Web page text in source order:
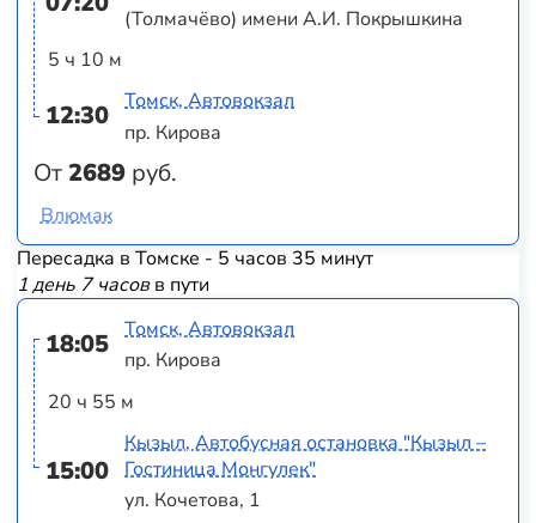
5 ч 10 м
12:30
От2689 руб.
(Толмачёво) имени А.И. Покрышкина
Томск, Автовокзал
пр. Кирова
Влюмак
Пересадка в Томске - 5 часов 35 минут
1 день 7 часовв пути
18:05
20 ч 55 м
15:00
Томск, Автовокзал
пр. Кирова
Кызыл, Автобусная остановка "Кызыл –
Гостиница Монгулек"
ул. Кочетова, 1